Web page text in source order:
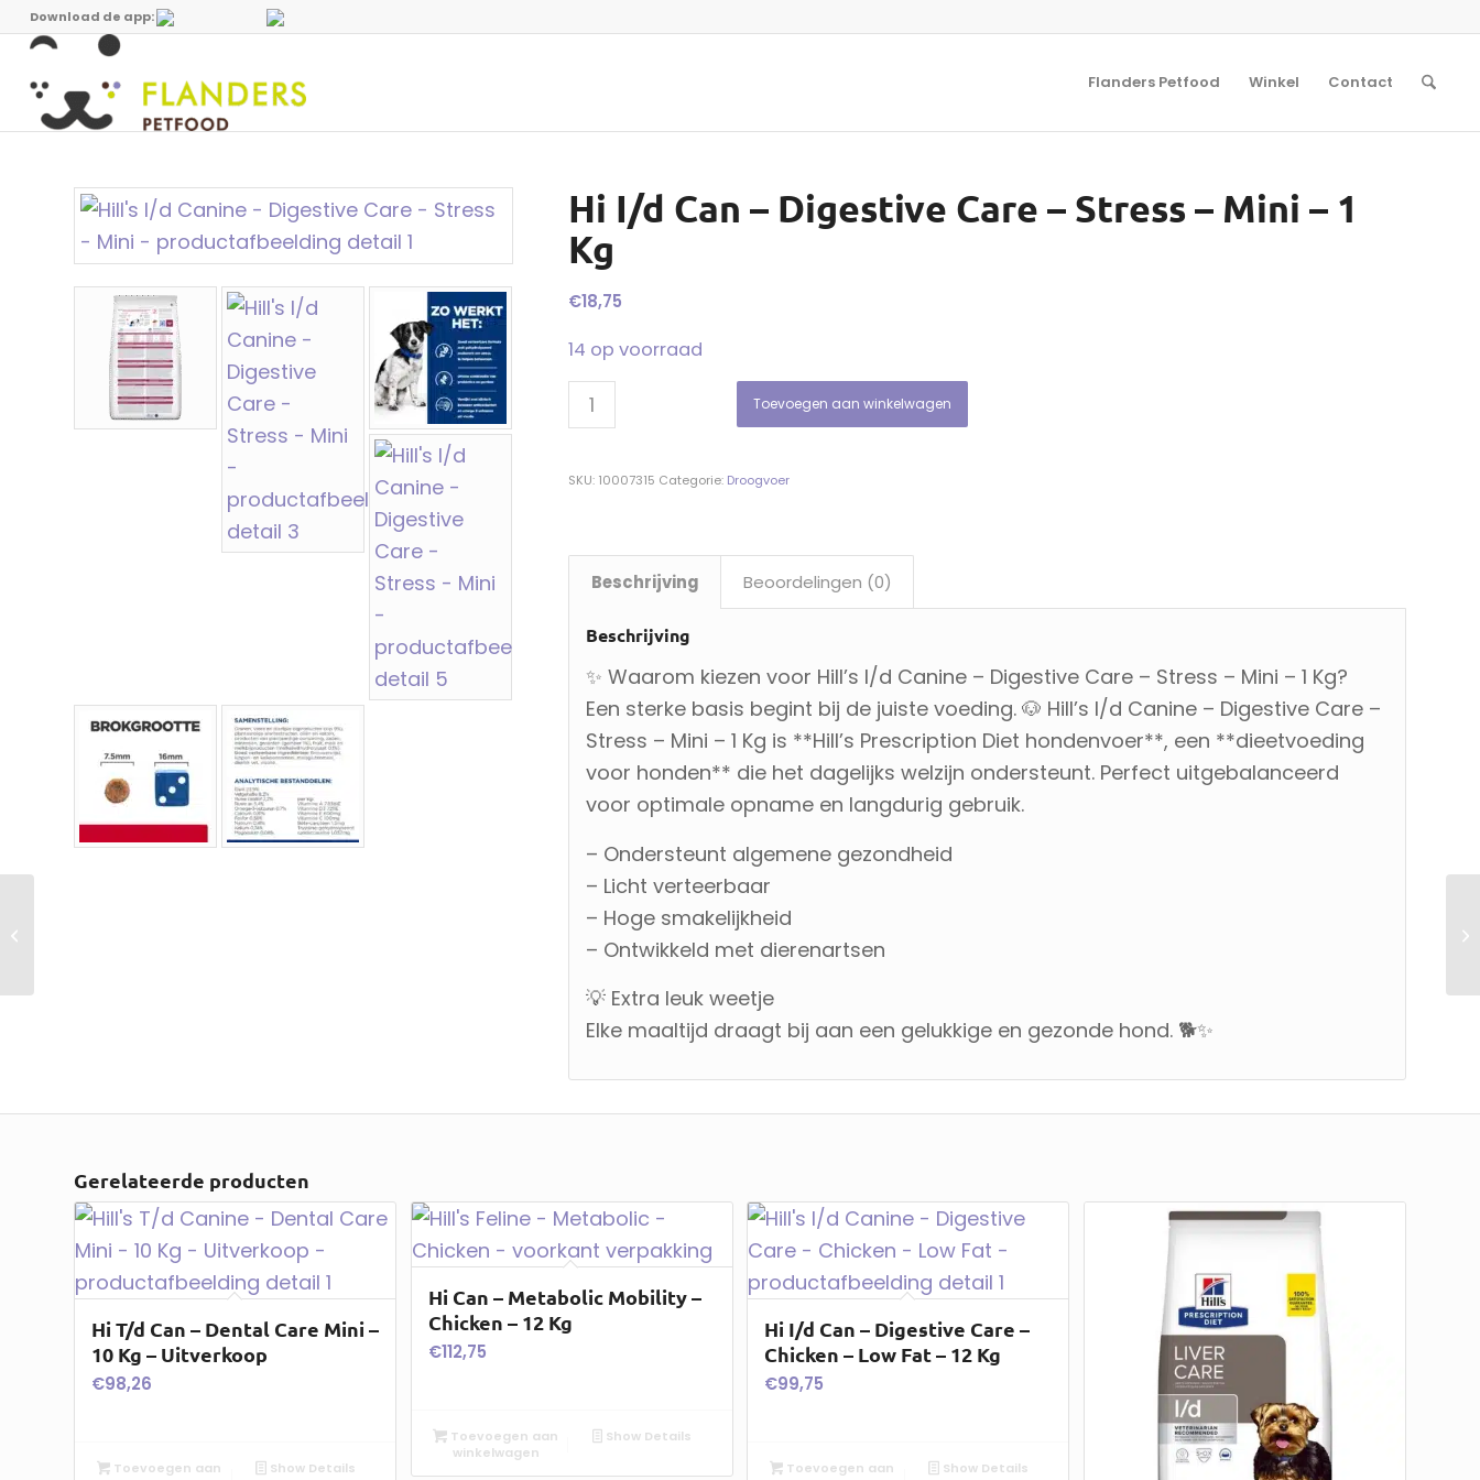
Download de app:
Flanders Petfood Winkel Contact
Hi I/d Can – Digestive Care – Stress – Mini – 1
Kg
€18,75
14 op voorraad
Toevoegen aan winkelwagen
SKU: 10007315 Categorie: Droogvoer
Beschrijving Beoordelingen (0)
Beschrijving
✨ Waarom kiezen voor Hill’s I/d Canine – Digestive Care – Stress – Mini – 1 Kg?
Een sterke basis begint bij de juiste voeding. 🐶 Hill’s I/d Canine – Digestive Care –
Stress – Mini – 1 Kg is **Hill’s Prescription Diet hondenvoer**, een **dieetvoeding
voor honden** die het dagelijks welzijn ondersteunt. Perfect uitgebalanceerd
voor optimale opname en langdurig gebruik.
– Ondersteunt algemene gezondheid
– Licht verteerbaar
– Hoge smakelijkheid
– Ontwikkeld met dierenartsen
💡 Extra leuk weetje
Elke maaltijd draagt bij aan een gelukkige en gezonde hond. 🐕✨
Gerelateerde producten
Hi T/d Can – Dental Care Mini –
10 Kg – Uitverkoop
€98,26
Toevoegen aan
Show Details
Hi Can – Metabolic Mobility –
Chicken – 12 Kg
€112,75
Toevoegen aan
winkelwagen
Show Details
Hi I/d Can – Digestive Care –
Chicken – Low Fat – 12 Kg
€99,75
Toevoegen aan
Show Details